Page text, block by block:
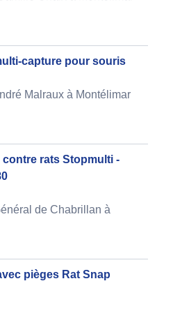
capture pour souris
Malraux à Montélimar
rats Stopmulti -
de Chabrillan à
pièges Rat Snap